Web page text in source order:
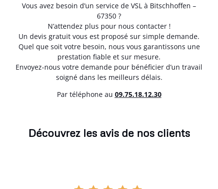
Vous avez besoin d’un service de VSL à Bitschhoffen –
67350 ?
N’attendez plus pour nous contacter !
Un devis gratuit vous est proposé sur simple demande.
Quel que soit votre besoin, nous vous garantissons une
prestation fiable et sur mesure.
Envoyez-nous votre demande pour bénéficier d’un travail
soigné dans les meilleurs délais.
Par téléphone au 09.75.18.12.30
Découvrez les avis de nos clients